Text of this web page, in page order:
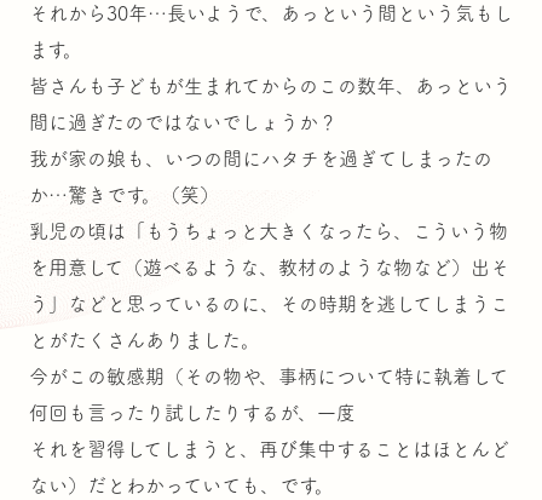
それから30年…長いようで、あっという間という気もし
ます。
皆さんも子どもが生まれてからのこの数年、あっという
間に過ぎたのではないでしょうか？
我が家の娘も、いつの間にハタチを過ぎてしまったの
か…驚きです。（笑）
乳児の頃は「もうちょっと大きくなったら、こういう物
を用意して（遊べるような、教材のような物など）出そ
う」などと思っているのに、その時期を逃してしまうこ
とがたくさんありました。
今がこの敏感期（その物や、事柄について特に執着して
何回も言ったり試したりするが、一度
それを習得してしまうと、再び集中することはほとんど
ない）だとわかっていても、です。